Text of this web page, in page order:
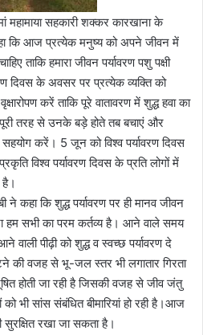
महामाया सहकारी शक्कर कारखाना के
कि आज प्रत्येक मनुष्य को अपने जीवन में
ताकि हमारा जीवन पर्यावरण पशु पक्षी
दिवस के अवसर पर प्रत्येक व्यक्ति को
करें ताकि पूरे वातावरण में शुद्ध हवा का
तरह से उनके बड़े होते तब बचाएं और
सहयोग करें। 5 जून को विश्व पर्यावरण दिवस
विश्व पर्यावरण दिवस के प्रति लोगों में
ने कहा कि शुद्ध पर्यावरण पर ही मानव जीवन
हम सभी का परम कर्तव्य है। आने वाले समय
वाली पीढ़ी को शुद्ध व स्वच्छ पर्यावरण दे
की वजह से भू-जल स्तर भी लगातार गिरता
होती जा रही है जिसकी वजह से जीव जंतु
भी सांस संबंधित बीमारियां हो रही है।आज
सुरक्षित रखा जा सकता है।